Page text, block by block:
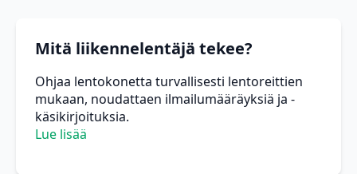
Mitä liikennelentäjä tekee?
Ohjaa lentokonetta turvallisesti lentoreittien
mukaan, noudattaen ilmailumääräyksiä ja -
käsikirjoituksia.
Lue lisää